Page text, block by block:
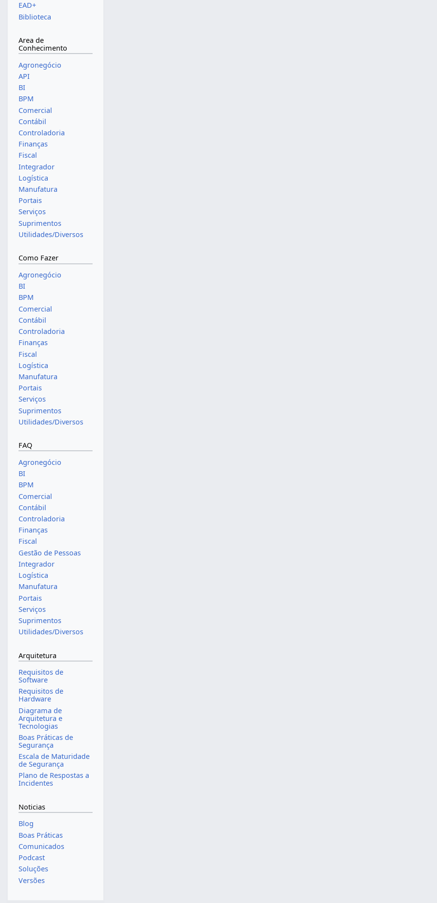
EAD+
Biblioteca
Area de
Conhecimento
Agronegócio
API
BI
BPM
Comercial
Contábil
Controladoria
Finanças
Fiscal
Integrador
Logística
Manufatura
Portais
Serviços
Suprimentos
Utilidades/Diversos
Como Fazer
Agronegócio
BI
BPM
Comercial
Contábil
Controladoria
Finanças
Fiscal
Logística
Manufatura
Portais
Serviços
Suprimentos
Utilidades/Diversos
FAQ
Agronegócio
BI
BPM
Comercial
Contábil
Controladoria
Finanças
Fiscal
Gestão de Pessoas
Integrador
Logística
Manufatura
Portais
Serviços
Suprimentos
Utilidades/Diversos
Arquitetura
Requisitos de
Software
Requisitos de
Hardware
Diagrama de
Arquitetura e
Tecnologias
Boas Práticas de
Segurança
Escala de Maturidade
de Segurança
Plano de Respostas a
Incidentes
Noticias
Blog
Boas Práticas
Comunicados
Podcast
Soluções
Versões